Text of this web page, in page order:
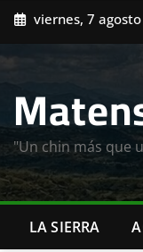
Saltar
contenido
viernes, 7
"Un chin más que
LA SIERRA